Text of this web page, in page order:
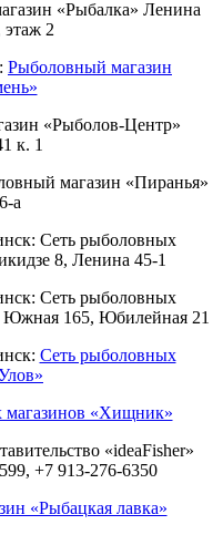
«Рыбалка» Ленина
этаж 2
Рыболовный магазин
«Рыболов-Центр»
к. 1
магазин «Пиранья»
а
Сеть рыболовных
8, Ленина 45-1
Сеть рыболовных
Южная 165, Юбилейная 21
Сеть рыболовных
магазинов «Хищник»
«ideaFisher»
+7 913-276-6350
«Рыбацкая лавка»